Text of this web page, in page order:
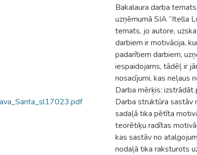
Bakalaura darba
uzņēmumā SIA “Itella
temats, jo autore,
darbiem ir motivācija,
padarītiem darbiem,
iespaidojams, tādēļ ir
nosacījumi, kas neļaus
Darba mērķis:
Darba struktūra sastāv
sadaļā tika pētīta
teorētiķu radītas
kas sastāv no
nodaļā tika raksturots